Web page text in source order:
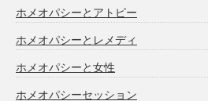
ホメオパシーとアトピー
ホメオパシーとレメディ
ホメオパシーと女性
ホメオパシーセッション